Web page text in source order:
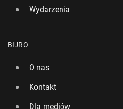
Wydarzenia
BIURO
O nas
Kontakt
Dla mediów